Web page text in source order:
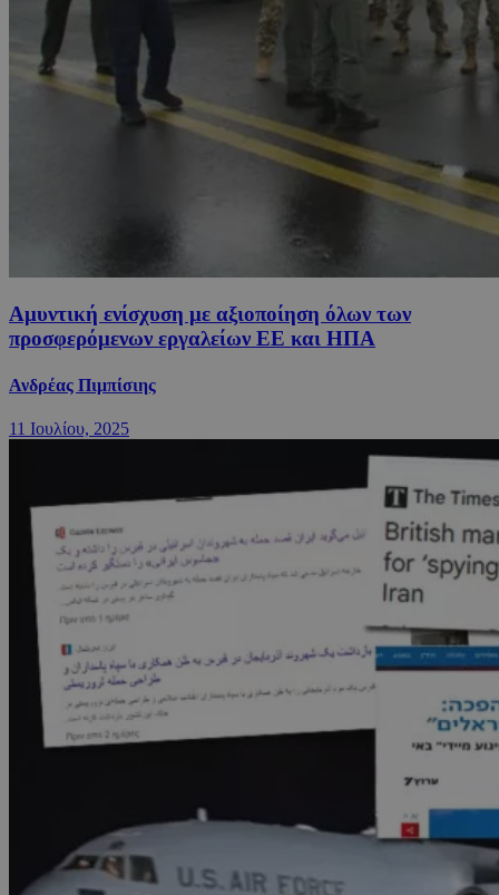
Αμυντική ενίσχυση με αξιοποίηση όλων των
προσφερόμενων εργαλείων ΕΕ και ΗΠΑ
Ανδρέας Πιμπίσιης
11 Ιουλίου, 2025